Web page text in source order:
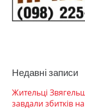
Недавні записи
Жительці
завдали збитків